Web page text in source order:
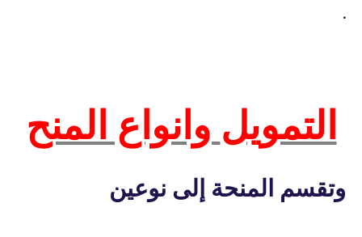
.
التمويل وانواع المنح
وتقسم المنحة إلى نوعين